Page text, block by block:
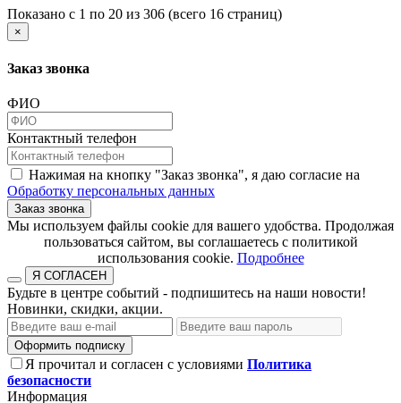
Показано с 1 по 20 из 306 (всего 16 страниц)
×
Заказ звонка
ФИО
Контактный телефон
Нажимая на кнопку "Заказ звонка", я даю согласие на
Обработку персональных данных
Заказ звонка
​​​​​​​Мы используем файлы cookie для вашего удобства. Продолжая
пользоваться сайтом, вы соглашаетесь с политикой
использования cookie.​​​​​​​ Подробнее
Я СОГЛАСЕН
Будьте в центре событий - подпишитесь на наши новости!
Новинки, скидки, акции.
Оформить подписку
Я прочитал и согласен с условиями Политика
безопасности
Информация